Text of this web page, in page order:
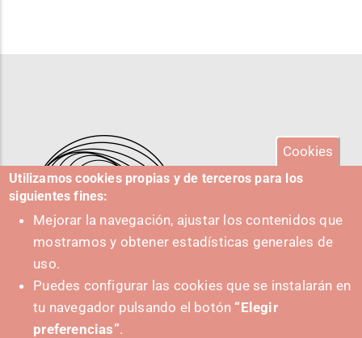
IMPULSA
Cookies
Utilizamos cookies propias y de terceros para los
siguientes fines:
Mejorar la navegación, ajustar los contenidos que
mostramos y obtener estadísticas generales de
uso.
Puedes configurar las cookies que se instalarán en
tu navegador pulsando el botón “Elegir
preferencias”.